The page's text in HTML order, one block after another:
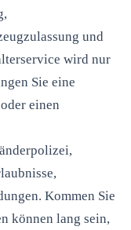
und
wird nur
Sie eine
einen
Kommen Sie
können lang sein,